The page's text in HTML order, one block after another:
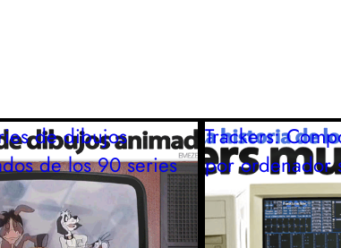
de dibujos
de los 90 series
Trackers:
por ordenador